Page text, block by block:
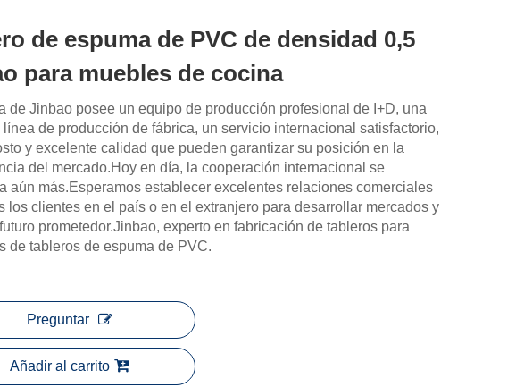
de espuma de PVC de densidad 0,5
para muebles de cocina
de Jinbao posee un equipo de producción profesional de I+D, una
línea de producción de fábrica, un servicio internacional satisfactorio,
y excelente calidad que pueden garantizar su posición en la
del mercado.Hoy en día, la cooperación internacional se
aún más.Esperamos establecer excelentes relaciones comerciales
los clientes en el país o en el extranjero para desarrollar mercados y
prometedor.Jinbao, experto en fabricación de tableros para
de tableros de espuma de PVC.
Preguntar
Añadir al carrito